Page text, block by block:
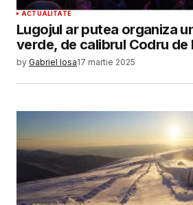
ACTUALITATE
Lugojul ar putea organiza
verde, de calibrul Codru de
by Gabriel Iosa17 martie 2025